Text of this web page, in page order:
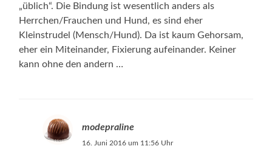
„üblich“. Die Bindung ist wesentlich anders als
Herrchen/Frauchen und Hund, es sind eher
Kleinstrudel (Mensch/Hund). Da ist kaum Gehorsam,
eher ein Miteinander, Fixierung aufeinander. Keiner
kann ohne den andern …
modepraline
16. Juni 2016 um 11:56 Uhr